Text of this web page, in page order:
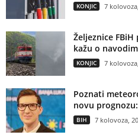
KONJIC 7
Željeznice
kažu o
KONJIC 7
Poznati
novu
BIH 7 kolovoza,